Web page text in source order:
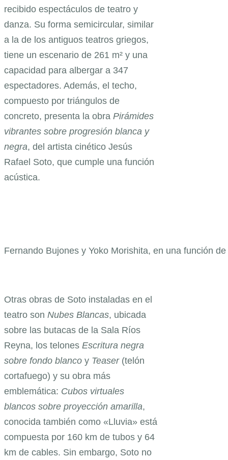
recibido espectáculos de teatro y
danza. Su forma semicircular, similar
a la de los antiguos teatros griegos,
tiene un escenario de 261 m² y una
capacidad para albergar a 347
espectadores. Además, el techo,
compuesto por triángulos de
concreto, presenta la obra Pirámides
vibrantes sobre progresión blanca y
negra, del artista cinético Jesús
Rafael Soto, que cumple una función
acústica.
Fernando Bujones y Yoko Morishita, en una función de
Otras obras de Soto instaladas en el
teatro son Nubes Blancas, ubicada
sobre las butacas de la Sala Ríos
Reyna, los telones Escritura negra
sobre fondo blanco y Teaser(telón
cortafuego) y su obra más
emblemática: Cubos virtuales
blancos sobre proyección amarilla,
conocida también como «Lluvia» está
compuesta por 160 km de tubos y 64
km de cables. Sin embargo, Soto no